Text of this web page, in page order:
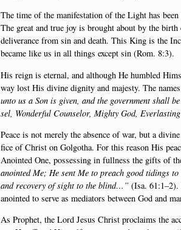
The time of the mani­fe­sta­tion of the Light has
The gre­at and true joy is brought about by the
deli­ve­ran­ce from sin and death. This King is the
beca­me like us in all thin­gs except sin (Rom. 8:3).
His reign is eter­nal, and alt­hough He hum­b­led
way lost His divi­ne dig­ni­ty and majesty. The
unto us a Son is given, and the gover­n­ment shall
sel, Won­der­ful Coun­sel­or, Migh­ty God,
Pea­ce is not mere­ly the absen­ce of war, but a
fi­ce of Christ on Gol­go­tha. For this rea­son His
Ano­in­ted One, pos­ses­sing in ful­l­ness the gifts of
ano­in­ted Me; He sent Me to preach good tidings
and recove­ry of sight to the blind…” (Isa. 61:1–2).
ano­in­ted to ser­ve as medi­a­tors betwe­en God and
As Prop­het, the Lord Jesus Christ pro­claims the